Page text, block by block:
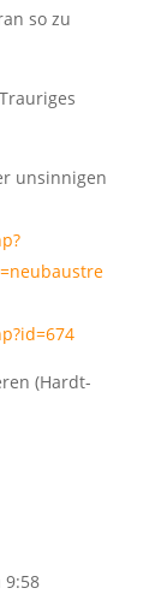
so zu
unsinnigen
(Hardt-
9:58